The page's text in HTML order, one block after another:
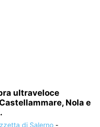
ultraveloce
Nola e
di Salerno -